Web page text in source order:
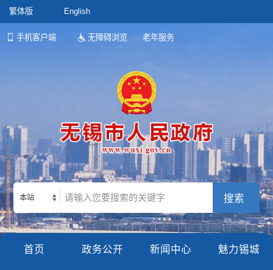
繁体版 English
手机客户端 无障碍浏览 老年服务
本站
首页 政务公开 新闻中心 魅力锡城